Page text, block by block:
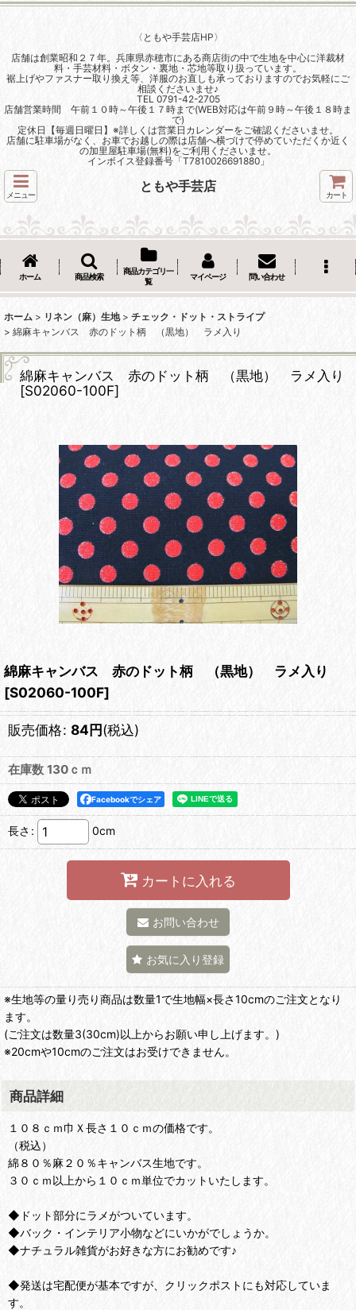
〈ともや手芸店HP〉
店舗は創業昭和２７年。兵庫県赤穂市にある商店街の中で生地を中心に洋裁材
料・手芸材料・ボタン・裏地・芯地等取り扱っています。
裾上げやファスナー取り換え等、洋服のお直しも承っておりますのでお気軽にご
相談くださいませ♪
TEL 0791-42-2705
店舗営業時間 午前１０時～午後１７時まで(WEB対応は午前９時～午後１８時ま
で)
定休日【毎週日曜日】※詳しくは営業日カレンダーをご確認くださいませ。
店舗に駐車場がなく、お車でお越しの際は店舗へ横づけで停めていただくか近く
の加里屋駐車場(無料)をご利用くださいませ。
インボイス登録番号「T7810026691880」
メニュー
ともや手芸店
カート
ホーム 商品検索
商品カテゴリ一
覧
マイページ 問い合わせ
ホーム > リネン（麻）生地 > チェック・ドット・ストライプ
> 綿麻キャンバス 赤のドット柄 （黒地） ラメ入り
綿麻キャンバス 赤のドット柄 （黒地） ラメ入り
[S02060-100F]
綿麻キャンバス 赤のドット柄 （黒地） ラメ入り
[S02060-100F]
販売価格: 84円(税込)
在庫数 130ｃｍ
Facebookでシェア
長さ : 0cm
カートに入れる
お問い合わせ
お気に入り登録
※生地等の量り売り商品は数量1で生地幅×長さ10cmのご注文となり
ます。
(ご注文は数量3(30cm)以上からお願い申し上げます。)
※20cmや10cmのご注文はお受けできません。
商品詳細
１０８ｃｍ巾Ｘ長さ１０ｃｍの価格です。
（税込）
綿８０％麻２０％キャンバス生地です。
３０ｃｍ以上から１０ｃｍ単位でカットいたします。
◆ドット部分にラメがついています。
◆バック・インテリア小物などにいかがでしょうか。
◆ナチュラル雑貨がお好きな方にお勧めです♪
◆発送は宅配便が基本ですが、クリックポストにも対応していま
す。